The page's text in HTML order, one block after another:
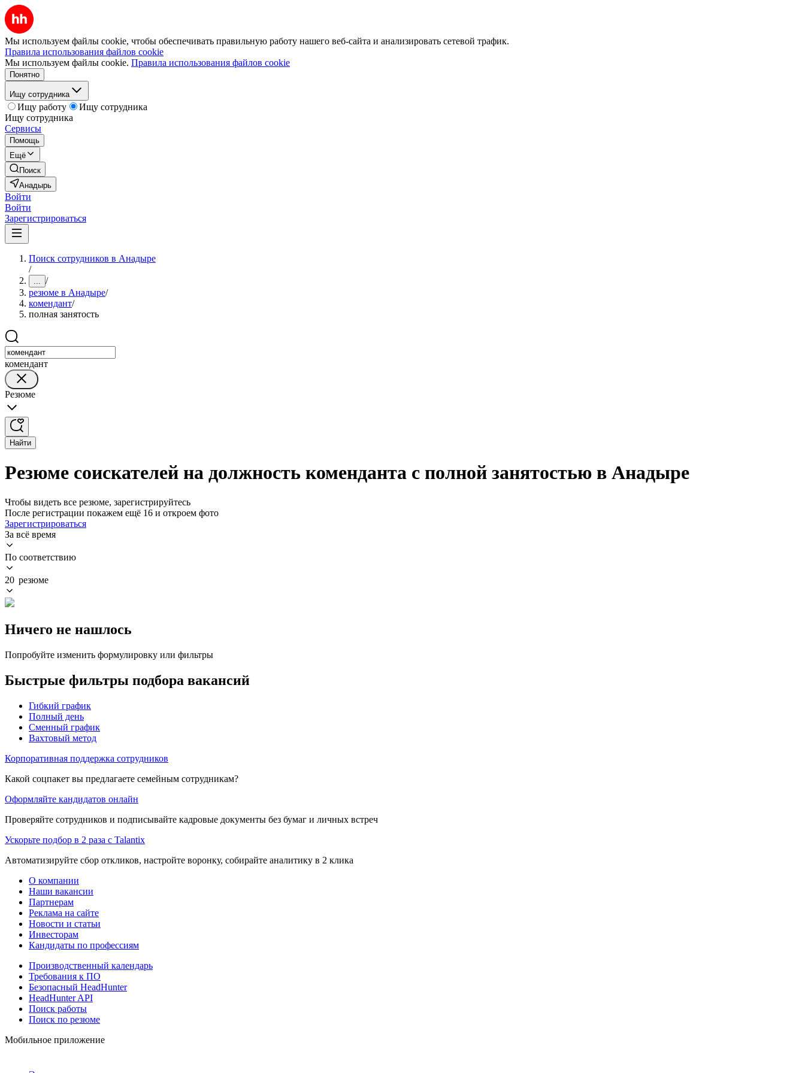
Мы используем файлы cookie, чтобы обеспечивать правильную работу нашего веб-сайта и анализировать сетевой трафик.
Правила использования файлов cookie
Мы используем файлы cookie. Правила использования файлов cookie
Понятно
Ищу сотрудника
Ищу работу
Ищу сотрудника
Ищу сотрудника
Сервисы
Помощь
Ещё
Поиск
Анадырь
Войти
Войти
Зарегистрироваться
Поиск сотрудников в Анадыре
/
... /
резюме в Анадыре/
комендант/
полная занятость
комендант
Резюме
Найти
Резюме соискателей на должность коменданта с полной занятостью в Анадыре
Чтобы видеть все резюме, зарегистрируйтесь
После регистрации покажем ещё 16 и откроем фото
Зарегистрироваться
За всё время
По соответствию
20 резюме
Ничего не нашлось
Попробуйте изменить формулировку или фильтры
Быстрые фильтры подбора вакансий
Гибкий график
Полный день
Сменный график
Вахтовый метод
Корпоративная поддержка сотрудников
Какой соцпакет вы предлагаете семейным сотрудникам?
Оформляйте кандидатов онлайн
Проверяйте сотрудников и подписывайте кадровые документы без бумаг и личных встреч
Ускорьте подбор в 2 раза с Talantix
Автоматизируйте сбор откликов, настройте воронку, собирайте аналитику в 2 клика
О компании
Наши вакансии
Партнерам
Реклама на сайте
Новости и статьи
Инвесторам
Кандидаты по профессиям
Производственный календарь
Требования к ПО
Безопасный HeadHunter
HeadHunter API
Поиск работы
Поиск по резюме
Мобильное приложение